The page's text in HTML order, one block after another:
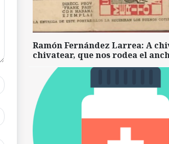
Ramón Fernández Larrea: A
chivatear, que nos rodea el